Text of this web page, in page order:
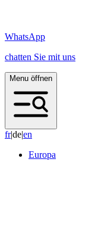
WhatsApp
chatten Sie mit uns
Menu öffnen
fr|de|en
Europa